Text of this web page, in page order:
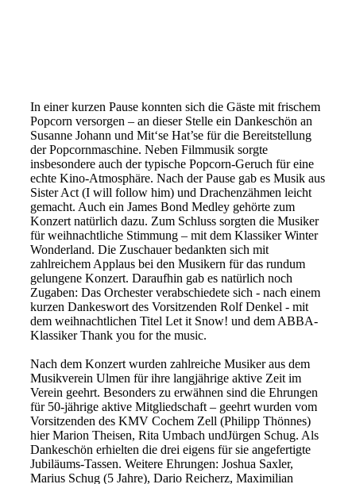
In einer kurzen Pause konnten sich die Gäste mit frischem
Popcorn versorgen – an dieser Stelle ein Dankeschön an
Susanne Johann und Mit‘se Hat’se für die Bereitstellung
der Popcornmaschine. Neben Filmmusik sorgte
insbesondere auch der typische Popcorn-Geruch für eine
echte Kino-Atmosphäre. Nach der Pause gab es Musik aus
Sister Act (I will follow him) und Drachenzähmen leicht
gemacht. Auch ein James Bond Medley gehörte zum
Konzert natürlich dazu. Zum Schluss sorgten die Musiker
für weihnachtliche Stimmung – mit dem Klassiker Winter
Wonderland. Die Zuschauer bedankten sich mit
zahlreichem Applaus bei den Musikern für das rundum
gelungene Konzert. Daraufhin gab es natürlich noch
Zugaben: Das Orchester verabschiedete sich - nach einem
kurzen Dankeswort des Vorsitzenden Rolf Denkel - mit
dem weihnachtlichen Titel Let it Snow! und dem ABBA-
Klassiker Thank you for the music.
Nach dem Konzert wurden zahlreiche Musiker aus dem
Musikverein Ulmen für ihre langjährige aktive Zeit im
Verein geehrt. Besonders zu erwähnen sind die Ehrungen
für 50-jährige aktive Mitgliedschaft – geehrt wurden vom
Vorsitzenden des KMV Cochem Zell (Philipp Thönnes)
hier Marion Theisen, Rita Umbach undJürgen Schug. Als
Dankeschön erhielten die drei eigens für sie angefertigte
Jubiläums-Tassen. Weitere Ehrungen: Joshua Saxler,
Marius Schug (5 Jahre), Dario Reicherz, Maximilian